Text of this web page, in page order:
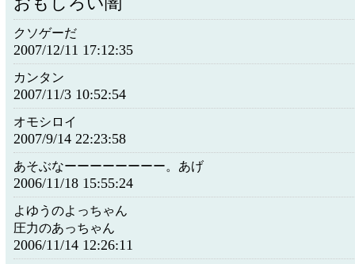
クソゲーだ
2007/12/11 17:12:35
カンタン
2007/11/3 10:52:54
オモシロイ
2007/9/14 22:23:58
あそぶなーーーーーーーー。あげ
2006/11/18 15:55:24
よゆうのよっちゃん
圧力のあっちゃん
2006/11/14 12:26:11